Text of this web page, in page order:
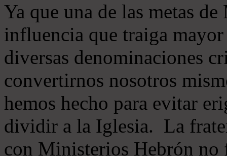
Ya que una de las metas
influencia que traiga
diversas denominaciones
convertirnos nosotros
hemos hecho para evitar
dividir a la Iglesia. La
con Ministerios Hebrón no